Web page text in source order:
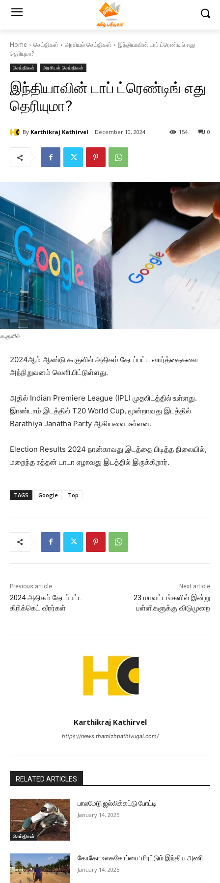
Home செய்திகள் அரசியல் செய்திகள்
இந்தியாவின் டாப் ட்ரெண்டிங் எது
தெரியுமா?
செய்திகள் அரசியல் செய்திகள்
இந்தியாவின் டாப் ட்ரெண்டிங் எது
தெரியுமா?
By Karthikraj Kathirvel December 10, 2024 0
154
கூகுளில்
2024ஆம் ஆண்டு கூகுளில் அதிகம் தேடப்பட்ட வார்த்தைகளை
அந்நிறுவனம் வெளியிட்டுள்ளது.
அதில் Indian Premiere League (IPL) முதலிடத்தில் உள்ளது.
இரண்டாம் இடத்தில் T20 World Cup, மூன்றாவது இடத்தில்
Barathiya Janatha Party ஆகியவை உள்ளன.
Election Results 2024 நான்காவது இடத்தை பிடித்த நிலையில்,
மறைந்த ரத்தன் டாடா ஏழாவது இடத்தில் இருக்கிறார்.
TAGS Google Top
Previous article
2024 அதிகம் தேடப்பட்ட
கிரிக்கெட் வீரர்கள்
Next article
23 மாவட்டங்களில் இன்று
பள்ளிகளுக்கு விடுமுறை
Karthikraj Kathirvel
https://news.thamizhpathivugal.com/
RELATED ARTICLES
செய்திகள்
பாலமேடு ஜல்லிக்கட்டு போட்டி
January 14, 2025
கோகோ உலககோப்பை: மிரட்டும் இந்திய அணி
January 14, 2025